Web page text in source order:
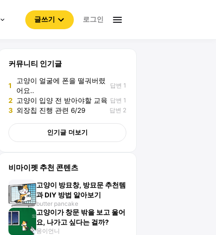
글쓰기 로그인
커뮤니티 인기글
1
고양이 얼굴에 폰을 떨궈버렸
어요..
답변 1
2 고양이 입양 전 받아야할 교육 답변 1
3 외장칩 진행 관련 6/29 답변 2
인기글 더보기
비마이펫 추천 콘텐츠
고양이 방묘창, 방묘문 추천템
과 DIY 방법 알아보기
butter pancake
고양이가 창문 밖을 보고 울어
요, 나가고 싶다는 걸까?
몽이언니